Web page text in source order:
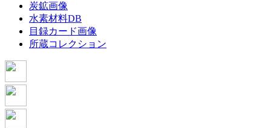
炭鉱画像
水素材料DB
目録カード画像
所蔵コレクション